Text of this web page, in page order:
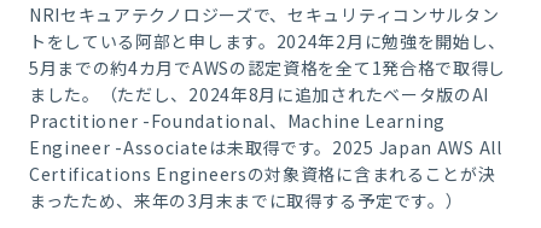
NRIセキュアテクノロジーズで、セキュリティコンサルタン
トをしている阿部と申します。2024年2月に勉強を開始し、
5月までの約4カ月でAWSの認定資格を全て1発合格で取得し
ました。（ただし、2024年8月に追加されたベータ版のAI
Practitioner -Foundational、Machine Learning
Engineer -Associateは未取得です。2025 Japan AWS All
Certifications Engineersの対象資格に含まれることが決
まったため、来年の3月末までに取得する予定です。）